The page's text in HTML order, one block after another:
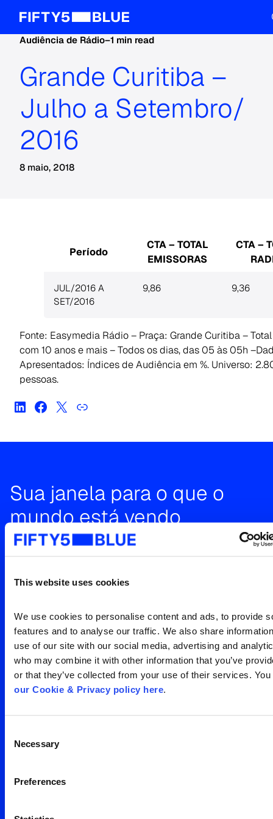
This website uses cookies
We use cookies to personalise content and ads, to provide
features and to analyse our traffic. We also share
use of our site with our social media, advertising and
who may combine it with other information that you’ve
or that they’ve collected from your use of their services.
our Cookie & Privacy policy here
Selection
Necessary
Preferences
Audiência de Rádio–1 min read
Grande Curitiba –
Julho a Setembro/
2016
8 maio, 2018
Período
CTA – TOTAL
EMISSORAS
CTA –
JUL/2016 A
SET/2016
9,86 9,36
Fonte: Easymedia Rádio – Praça: Grande Curitiba –
com 10 anos e mais – Todos os dias, das 05 às 05h
Apresentados: Índices de Audiência em %. Universo:
pessoas.
Sua janela para o que o
mundo está vendo
Entre em contato para uma
audiência
Entre em contato
Escritório São Paulo
Search